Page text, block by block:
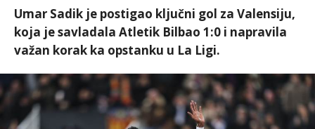
Umar Sadik je postigao ključni gol za Valensiju,
koja je savladala Atletik Bilbao 1:0 i napravila
važan korak ka opstanku u La Ligi.